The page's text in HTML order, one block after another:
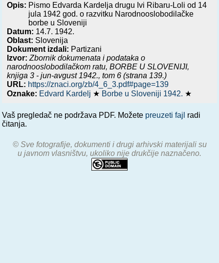
Opis: Pismo Edvarda Kardelja drugu Ivi Ribaru-Loli od 14
jula 1942 god. o razvitku Narodnooslobodilačke
borbe u Sloveniji
Datum: 14.7. 1942.
Oblast: Slovenija
Dokument izdali: Partizani
Izvor: Zbornik dokumenata i podataka o
narodnooslobodilačkom ratu,BORBE U SLOVENIJI,
knjiga 3 - jun-avgust 1942., tom 6 (strana 139.)
URL: https://znaci.org/zb/4_6_3.pdf#page=139
Oznake: Edvard Kardelj ★ Borbe u Sloveniji 1942. ★
Vaš pregledač ne podržava PDF. Možete preuzeti fajl radi
čitanja.
© Sve fotografije, dokumenti i drugi arhivski materijali su
u javnom vlasništvu, ukoliko nije drukčije naznačeno.